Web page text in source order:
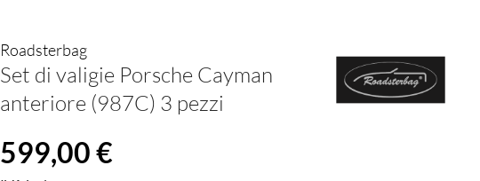
Roadsterbag
Set di valigie Porsche Cayman
anteriore (987C) 3 pezzi
Prezzo normale:
599,00 €